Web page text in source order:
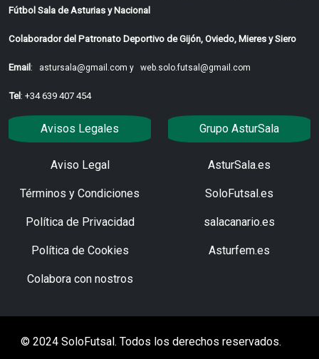
Fútbol Sala de Asturias y Nacional
Colaborador del Patronato Deportivo de Gijón, Oviedo, Mieres y Siero
Email : astursala@gmail.com y web.solo.futsal@gmail.com
Tel : +34 639 407 454
Avisos Legales
Aviso Legal
Términos y Condiciones
Política de Privacidad
Política de Cookies
Colabora con nostros
Grupo AsturSala
AsturSala.es
SoloFutsal.es
salacanario.es
Asturfem.es
© 2024 SoloFutsal. Todos los derechos reservados.